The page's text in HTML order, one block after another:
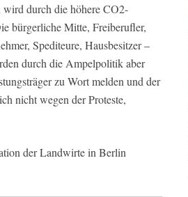
wird durch die höhere CO2-
bürgerliche Mitte, Freiberufler,
Spediteure, Hausbesitzer –
durch die Ampelpolitik aber
zu Wort melden und der
nicht wegen der Proteste,
der Landwirte in Berlin